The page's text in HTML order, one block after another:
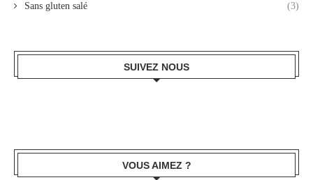
Sans gluten salé (3)
SUIVEZ NOUS
VOUS AIMEZ ?